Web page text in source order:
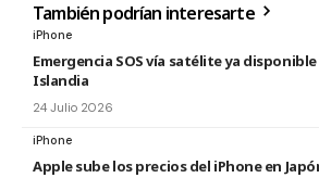
También podrían interesarte
iPhone
Emergencia SOS vía satélite ya
Islandia
24 Julio 2026
iPhone
Apple sube los precios del iPhone en